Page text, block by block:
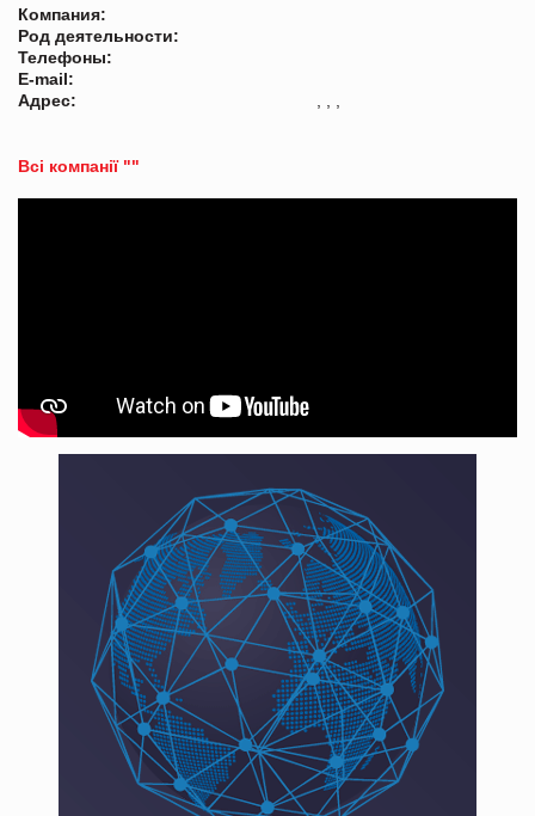
Компания:
Род деятельности:
Телефоны:
E-mail:
Адрес:
Всі компанії ""